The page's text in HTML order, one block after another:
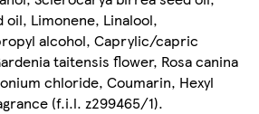
oil, Limonene, Linalool,
alcohol, Caprylic/capric
taitensis flower, Rosa canina
chloride, Coumarin, Hexyl
(f.i.l. z299465/1).